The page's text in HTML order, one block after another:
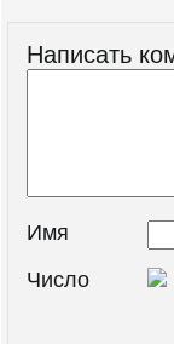
Написать
Имя
Число